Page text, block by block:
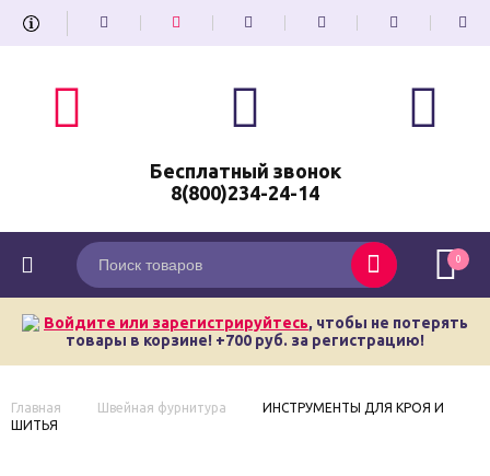
Бесплатный звонок
8(800)234-24-14
0
Войдите или зарегистрируйтесь, чтобы не потерять
товары в корзине! +700 руб. за регистрацию!
Главная Швейная фурнитура
ИНСТРУМЕНТЫ ДЛЯ КРОЯ И
ШИТЬЯ